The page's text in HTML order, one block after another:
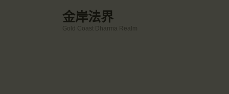
金岸法界
Gold Coast Dharma Realm